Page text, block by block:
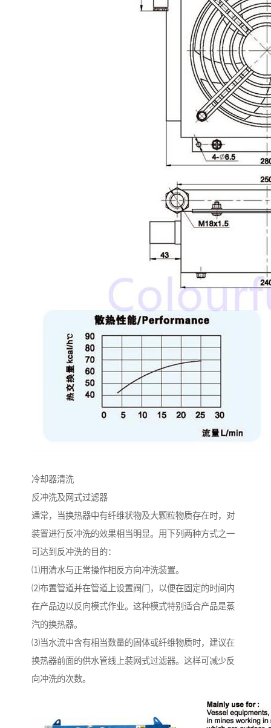
冷却器清洗
反冲洗及网式过滤器
通常，当换热器中有纤维状物及大颗粒物质存在时，对
装置进行反冲洗的效果相当明显。用下列两种方式之一
可达到反冲洗的目的：
⑴用清水与正常操作相反方向冲洗装置。
⑵布置管道并在管道上设置阀门，以便在固定的时间内
在产品边以反向模式作业。这种模式特别适合产品是蒸
汽的换热器。
⑶当水流中含有相当数量的固体或纤维物质时，建议在
换热器前面的供水管线上装网式过滤器。这样可减少反
向冲洗的次数。